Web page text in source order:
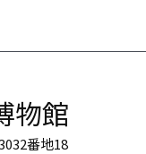
物館
番地18